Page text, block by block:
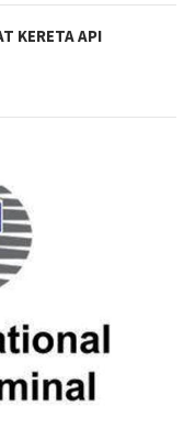
KERETA API